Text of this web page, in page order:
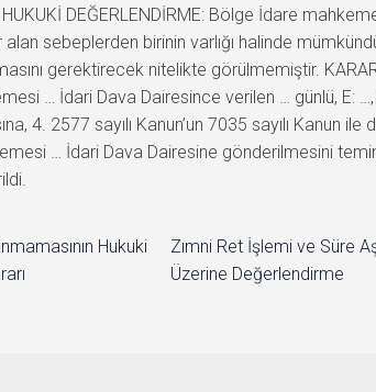
DEĞERLENDİRME: Bölge İdare
sebeplerden birinin varlığı halinde
gerektirecek nitelikte görülmemiştir.
… İdari Dava Dairesince verilen … günlü, E: …,
4. 2577 sayılı Kanun’un 7035 sayılı Kanun
… İdari Dava Dairesine gönderilmesini
Hukuki
Zımni Ret İşlemi ve Süre
Üzerine Değerlendirme